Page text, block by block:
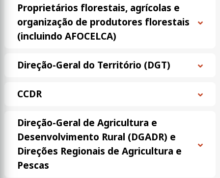
Proprietários florestais, agrícolas e
organização de produtores florestais
(incluindo AFOCELCA)
Direção-Geral do Território (DGT)
CCDR
Direção-Geral de Agricultura e
Desenvolvimento Rural (DGADR) e
Direções Regionais de Agricultura e
Pescas